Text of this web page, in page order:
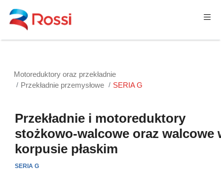
Motoreduktory oraz przekładnie
Przekładnie przemysłowe
SERIA G
Przekładnie i motoreduktory
stożkowo-walcowe oraz walcowe
korpusie płaskim
SERIA G